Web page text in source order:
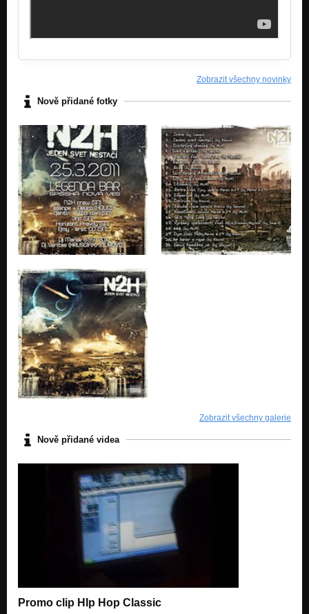
Zobrazit všechny novinky
Nově přidané fotky
Zobrazit všechny galerie
Nově přidané videa
Promo clip HIp Hop Classic